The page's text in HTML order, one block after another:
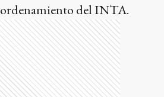
del INTA.